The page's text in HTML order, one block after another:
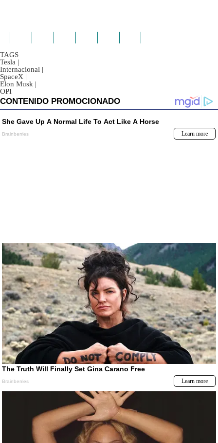
TAGS
Tesla |
Internacional |
SpaceX |
Elon Musk |
OPI